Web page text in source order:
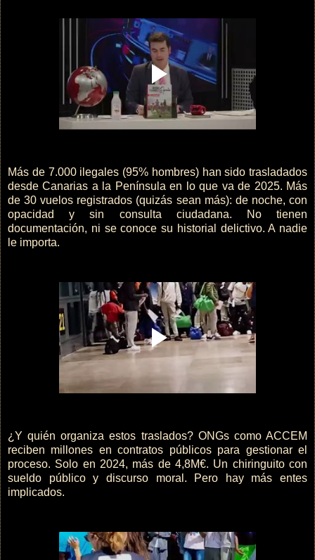
Más de 7.000 ilegales (95% hombres) han sido trasladados
desde Canarias a la Península en lo que va de 2025. Más
de 30 vuelos registrados (quizás sean más): de noche, con
opacidad y sin consulta ciudadana. No tienen
documentación, ni se conoce su historial delictivo. A nadie
le importa.
¿Y quién organiza estos traslados? ONGs como ACCEM
reciben millones en contratos públicos para gestionar el
proceso. Solo en 2024, más de 4,8M€. Un chiringuito con
sueldo público y discurso moral. Pero hay más entes
implicados.